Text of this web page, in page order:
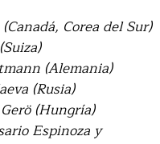
Corea del Sur)
(Alemania)
(Rusia)
(Hungría)
Espinoza y